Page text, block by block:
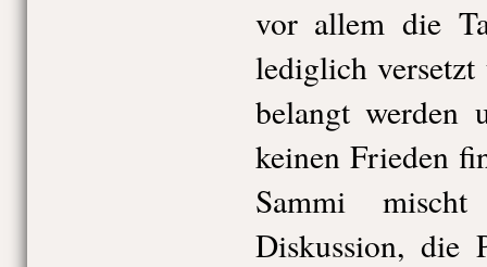
vor allem die
lediglich
belangt werden
keinen Frieden
Sammi
Diskussion, die